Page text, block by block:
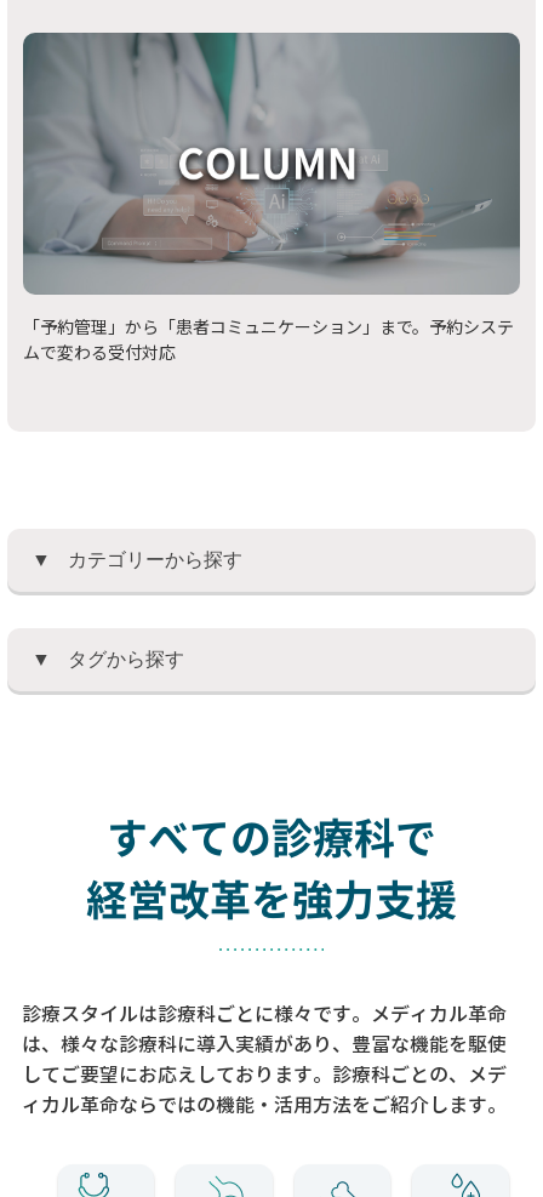
「予約管理」から「患者コミュニケーション」まで。予約システ
ムで変わる受付対応
カテゴリーから探す
タグから探す
すべての診療科で
経営改革を強力支援
診療スタイルは診療科ごとに様々です。メディカル革命
は、様々な診療科に導入実績があり、 豊富な機能を駆使
してご要望にお応えしております。 診療科ごとの、メデ
ィカル革命ならではの機能・活用方法をご紹介します。